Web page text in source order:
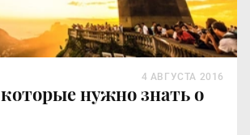
нужно знать о
4 АВГУСТА 2016